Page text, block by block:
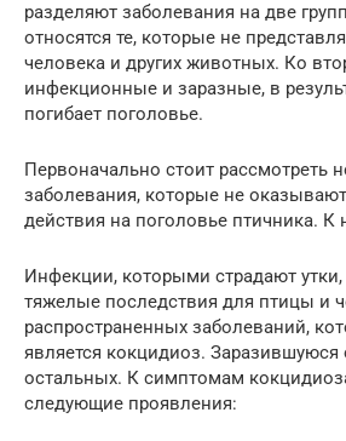
разделяют заболевания на две
относятся те, которые не
человека и других животных. Ко
инфекционные и заразные, в
погибает поголовье.
Первоначально стоит рассмотреть
заболевания, которые не оказывают
действия на поголовье птичника. К
Инфекции, которыми страдают утки,
тяжелые последствия для птицы и
распространенных заболеваний,
является кокцидиоз. Заразившуюся
остальных. К симптомам
следующие проявления: